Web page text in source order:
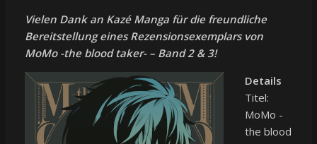
Vielen Dank an Kazé Manga für die freundliche
Bereitstellung eines Rezensionsexemplars von
MoMo -the blood taker- – Band 2 & 3!
Details
Titel:
MoMo -
the blood